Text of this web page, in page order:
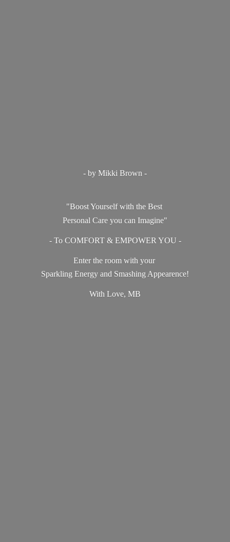
- by Mikki Brown -
"Boost Yourself with the Best
Personal Care you can Imagine"
- To COMFORT & EMPOWER YOU -
Enter the room with your
Sparkling Energy and Smashing Appearence!
With Love, MB